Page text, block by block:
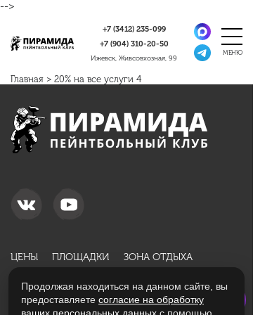
-->
Продолжая находиться на данном сайте, вы
предоставляете согласие на обработку
+7 (3412)235-099
+7 (904)310-20-50
Ижевск, Живсовхозная, 99
Главная > 20% на все услуги 4
ЦЕНЫ ПЛОЩАДКИ
ЗОНА ОТДЫХА
ПОДАРОЧНЫЕ СЕРТИФИКАТЫ
КОНТАКТЫ